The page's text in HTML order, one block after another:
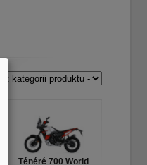
Ténéré 700 World